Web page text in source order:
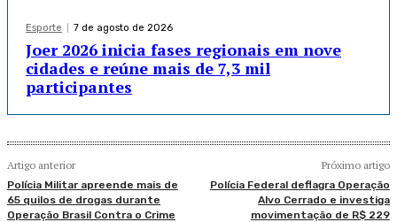
Esporte 7 de agosto de 2026
Joer 2026 inicia fases regionais em nove
cidades e reúne mais de 7,3 mil
participantes
Artigo anterior
Polícia Militar apreende mais de
65 quilos de drogas durante
Operação Brasil Contra o Crime
Próximo artigo
Polícia Federal deflagra Operação
Alvo Cerrado e investiga
movimentação de R$ 229